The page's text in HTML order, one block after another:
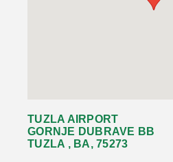
TUZLA AIRPORT
GORNJE DUBRAVE BB
TUZLA , BA, 75273